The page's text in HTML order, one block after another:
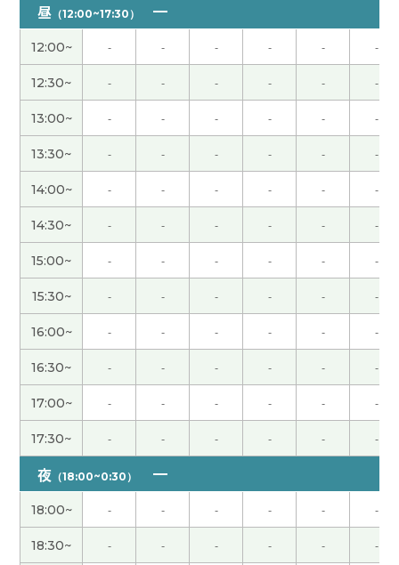
谢谢您给我上课。我相信把您有积极的态度大企业
公司需要您的能力。我也继续努力加油～！ 那期待
下次再见，谢谢！( 男性 )
今天的上课谢谢你！今天认识你很高兴了，详细的
说明非常好了！下次的上课也请多多关照！( 50代
男性 )
谢谢您的课。我很高兴认识老师。我出生在1950年
代。我高中毕时，百分之三十左右的学生上大学或
者短大学。日本的发展很早，但是我高中毕业后的
50年的现在之中没有很大的变化。不振的行情很
长。很遗憾。
( 60代 女性 )
親切でいい人だなーって思いました🙇
谢谢您给我上课。真的好久不见！您再开始上课我
很高兴！还有这次也跟您聊天非常开心！我相信您
一定找到工作吧。 那期待下次再见，谢谢！
( 男性 )
谢谢你关心，
谢谢老师！很开心 请你快来乌冬县吃乌冬面吧 哈哈
下次见！
( 男性 )
昼 （12:00~17:30）
12:00~ - - - - - -
12:30~ - - - - - -
13:00~ - - - - - -
13:30~ - - - - - -
14:00~ - - - - - -
14:30~ - - - - - -
15:00~ - - - - - -
15:30~ - - - - - -
16:00~ - - - - - -
16:30~ - - - - - -
17:00~ - - - - - -
17:30~ - - - - - -
夜 （18:00~0:30）
18:00~ - - - - - -
18:30~ - - - - - -